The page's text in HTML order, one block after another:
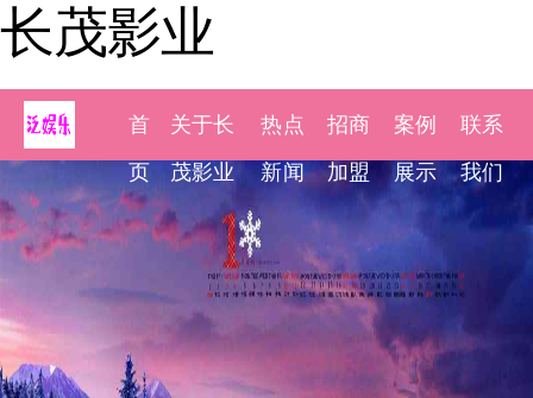
长茂影业
首
页
关于长
茂影业
热点
新闻
招商
加盟
案例
展示
联系
我们